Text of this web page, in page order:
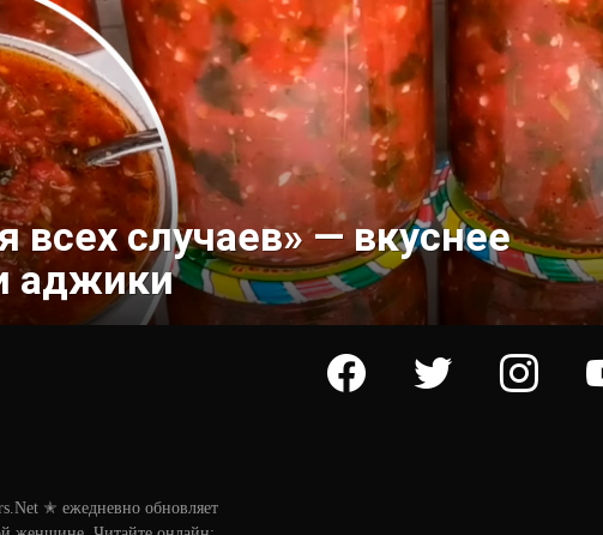
всех случаев» — вкуснее
аджики
facebook twitter instagram
✭ ежедневно обновляет